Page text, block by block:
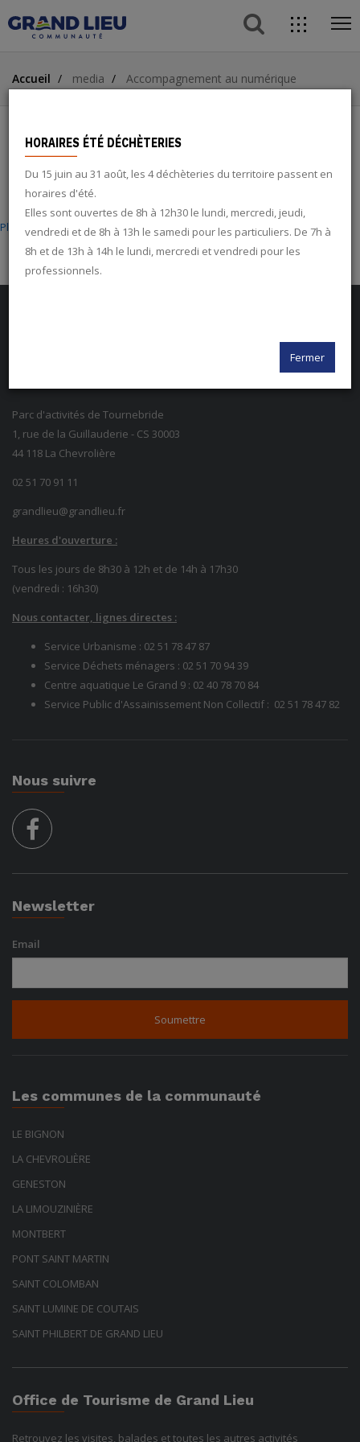
au
au
button
direct
ACCÈS DIRECTS
button
search
twitter
HORAIRES ÉTÉ DÉCHÈTERIES
Du 15 juin au 31 août, les 4 déchèteries du territoire passent en
horaires d'été.
Elles sont ouvertes de 8h à 12h30 le lundi, mercredi, jeudi,
vendredi et de 8h à 13h le samedi pour les particuliers. De 7h à
8h et de 13h à 14h le lundi, mercredi et vendredi pour les
professionnels.
Fermer
Accueil media Accompagnement au numérique
ACCOMPAGNEMENT AU
NUMÉRIQUE
Fichier
Plaquette Accompagnement au numérique .pdf (Pdf 1.73 Mo)
Parc d'activités de Tournebride
1, rue de la Guillauderie - CS 30003
44 118 La Chevrolière
02 51 70 91 11
grandlieu@grandlieu.fr
Heures d'ouverture :
Tous les jours de 8h30 à 12h et de 14h à 17h30
(vendredi : 16h30)
Nous contacter, lignes directes :
Service Urbanisme : 02 51 78 47 87
Service Déchets ménagers : 02 51 70 94 39
Centre aquatique Le Grand 9 : 02 40 78 70 84
Service Public d'Assainissement Non Collectif : 02 51 7847 82
Nous suivre
Newsletter
Email
Les communes de la communauté
LE BIGNON
LA CHEVROLIÈRE
GENESTON
LA LIMOUZINIÈRE
MONTBERT
PONT SAINT MARTIN
SAINT COLOMBAN
SAINT LUMINE DE COUTAIS
SAINT PHILBERT DE GRAND LIEU
Office de Tourisme de Grand Lieu
Retrouvez les visites, balades et toutes les autres activités